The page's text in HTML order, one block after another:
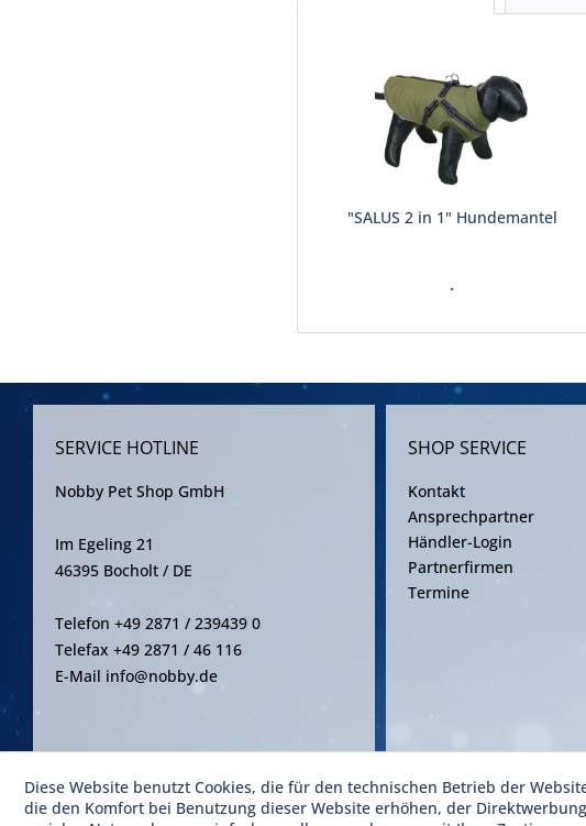
"SALUS 2 in 1" Hundemantel
.
SERVICE HOTLINE
Nobby Pet Shop GmbH
Im Egeling 21
46395 Bocholt / DE
Telefon +49 2871 / 239439 0
Telefax +49 2871 / 46 116
E-Mail info@nobby.de
SHOP SERVICE
Kontakt
Ansprechpartner
Händler-Login
Partnerfirmen
Termine
* Alle Preise inkl.
Diese Website benutzt Cookies, die für den technischen Betrieb der
die den Komfort bei Benutzung dieser Website erhöhen, der